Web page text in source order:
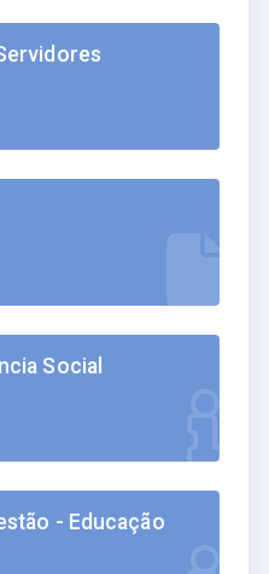
Social
- Educação